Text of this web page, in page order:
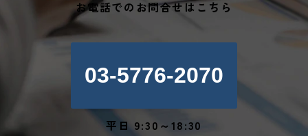
お電話でのお問合せはこちら
03-5776-2070
平日 9:30～18:30